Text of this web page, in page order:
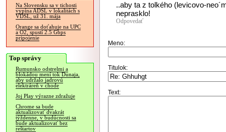
Na Slovensku sa v tichosti
vypína ADSL v lokalitách s
VDSL, už 31. mája
Orange sa doťahuje na UPC
a O2, spustí 2.5 Gbps
pripojenie
Top správy
Rumunsko odstrelmi a
blokádou mení tok Dunaja,
aby udržalo jadrovú
elektráreň v chode
Joj Play výrazne zdražuje
Chrome sa bude
aktualizovať dvakrát
týždenne, v budúcnosti sa
bude aktualizovať bez
reštartov
..aby ta z tolkého (levicovo-
neprasklo!
Odpovedať
Meno:
Titulok:
Text: